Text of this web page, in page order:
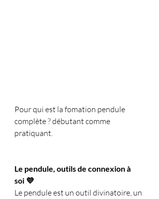
Pour qui est la fomation pendule
complète ? débutant comme
pratiquant.
Le pendule, outils de connexion à
soi 💜
Le pendule est un outil divinatoire, un